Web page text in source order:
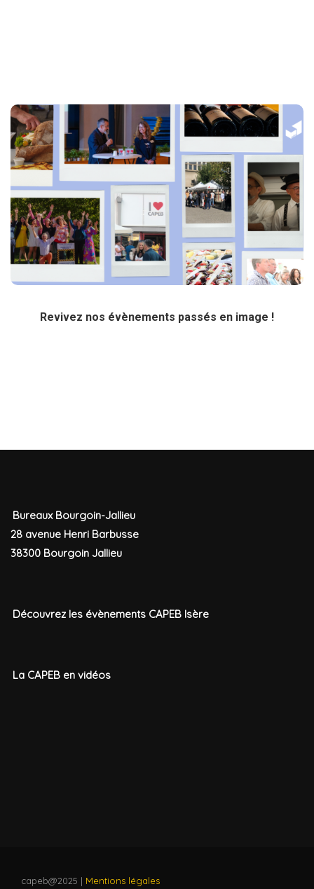
Revivez nos évènements en image !
Cliquez ici
Revivez nos évènements passés en image !
Bureaux Bourgoin-Jallieu
28 avenue Henri Barbusse
38300 Bourgoin Jallieu
Découvrez les évènements CAPEB Isère
La CAPEB en vidéos
capeb@2025 | Mentions légales